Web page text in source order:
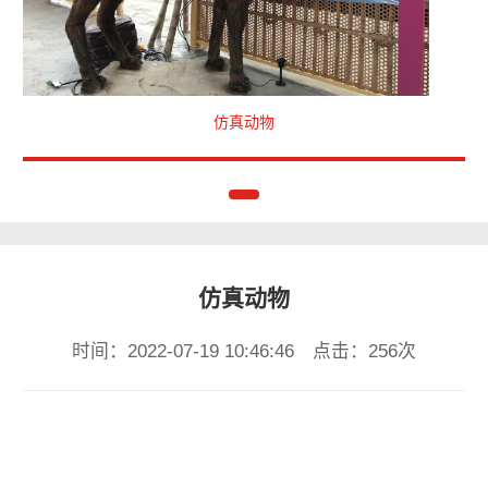
仿真动物
仿真动物
时间：2022-07-19 10:46:46 点击：256次